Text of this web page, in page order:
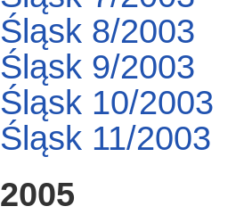
Śląsk 8/2003
Śląsk 9/2003
Śląsk 10/2003
Śląsk 11/2003
2005